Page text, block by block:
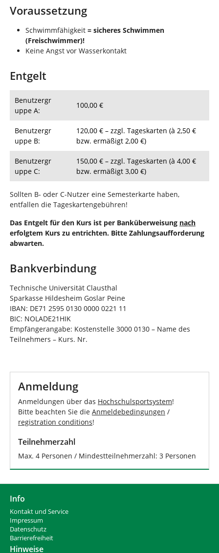
Voraussetzung
Schwimmfähigkeit = sicheres Schwimmen
(Freischwimmer)!
Keine Angst vor Wasserkontakt
Entgelt
Benutzergr
uppe A:
100,00 €
Benutzergr
uppe B:
120,00 € – zzgl. Tageskarten (à 2,50 €
bzw. ermäßigt 2,00 €)
Benutzergr
uppe C:
150,00 € – zzgl. Tageskarten (à 4,00 €
bzw. ermäßigt 3,00 €)
Sollten B- oder C-Nutzer eine Semesterkarte haben,
entfallen die Tageskartengebühren!
Das Entgelt für den Kurs ist per Banküberweisung nach
erfolgtem Kurs zu entrichten. Bitte Zahlungsaufforderung
abwarten.
Bankverbindung
Technische Universität Clausthal
Sparkasse Hildesheim Goslar Peine
IBAN: DE71 2595 0130 0000 0221 11
BIC: NOLADE21HIK
Empfängerangabe: Kostenstelle 3000 0130 – Name des
Teilnehmers – Kurs. Nr.
Anmeldung
Anmeldungen über das Hochschulsportsystem!
Bitte beachten Sie die Anmeldebedingungen /
registration conditions!
Teilnehmerzahl
Max. 4 Personen / Mindestteilnehmerzahl: 3 Personen
Info
Kontakt und Service
Impressum
Datenschutz
Barrierefreiheit
Hinweise